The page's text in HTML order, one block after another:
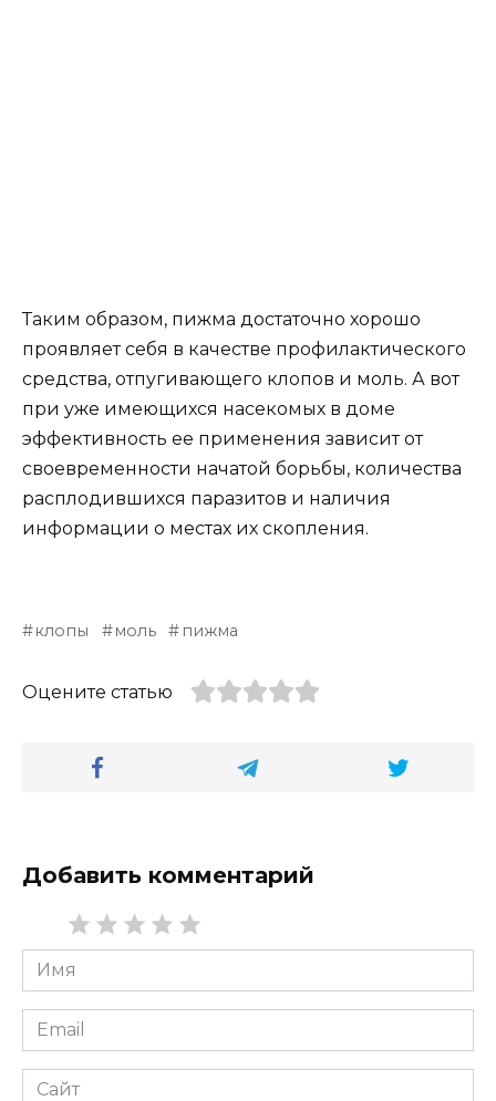
Таким образом, пижма достаточно хорошо
проявляет себя в качестве профилактического
средства, отпугивающего клопов и моль. А вот
при уже имеющихся насекомых в доме
эффективность ее применения зависит от
своевременности начатой борьбы, количества
расплодившихся паразитов и наличия
информации о местах их скопления.
клопы моль пижма
Оцените статью
Добавить комментарий
Имя
*
Email
*
Сайт